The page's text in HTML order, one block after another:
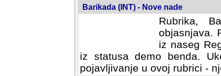
Barikada (INT) - Nove nade
Rubrika,
objasnjava.
iz naseg
iz statusa demo benda.
pojavljivanje u ovoj rubrici -